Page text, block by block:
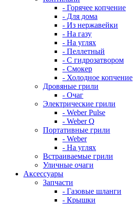
- Горячее копчение
- Для дома
- Из нержавейки
- На газу
- На углях
- Пеллетный
- С гидрозатвором
- Смокер
- Холодное копчение
Дровяные грили
- Очаг
Электрические грили
- Weber Pulse
- Weber Q
Портативные грили
- Weber
- На углях
Встраиваемые грили
Уличные очаги
Аксессуары
Запчасти
- Газовые шланги
- Крышки